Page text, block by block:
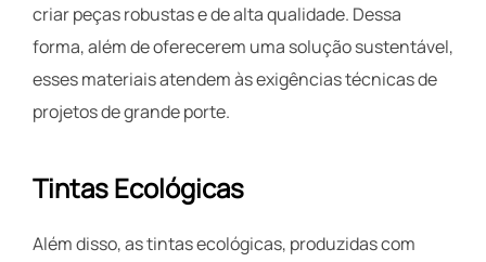
criar peças robustas e de alta qualidade. Dessa
forma, além de oferecerem uma solução sustentável,
esses materiais atendem às exigências técnicas de
projetos de grande porte.
Tintas Ecológicas
Além disso, as tintas ecológicas, produzidas com